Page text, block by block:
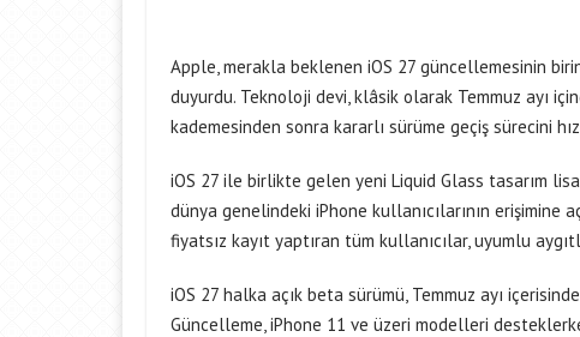
Apple, merakla beklenen iOS 27 güncellemesinin
duyurdu. Teknoloji devi, klâsik olarak Temmuz ayı
kademesinden sonra kararlı sürüme geçiş sürecini
iOS 27 ile birlikte gelen yeni Liquid Glass tasarım
dünya genelindeki iPhone kullanıcılarının erişimine
fiyatsız kayıt yaptıran tüm kullanıcılar, uyumlu
iOS 27 halka açık beta sürümü, Temmuz ayı
Güncelleme, iPhone 11 ve üzeri modelleri